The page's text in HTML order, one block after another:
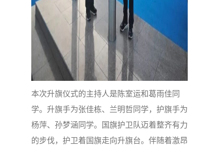
本次升旗仪式的主持人是陈室运和葛雨佳同
学。升旗手为张佳栋、兰明哲同学，护旗手为
杨萍、孙梦涵同学。国旗护卫队迈着整齐有力
的步伐，护卫着国旗走向升旗台。伴随着激昂